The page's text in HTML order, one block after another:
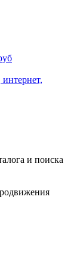
интернет,
и поиска